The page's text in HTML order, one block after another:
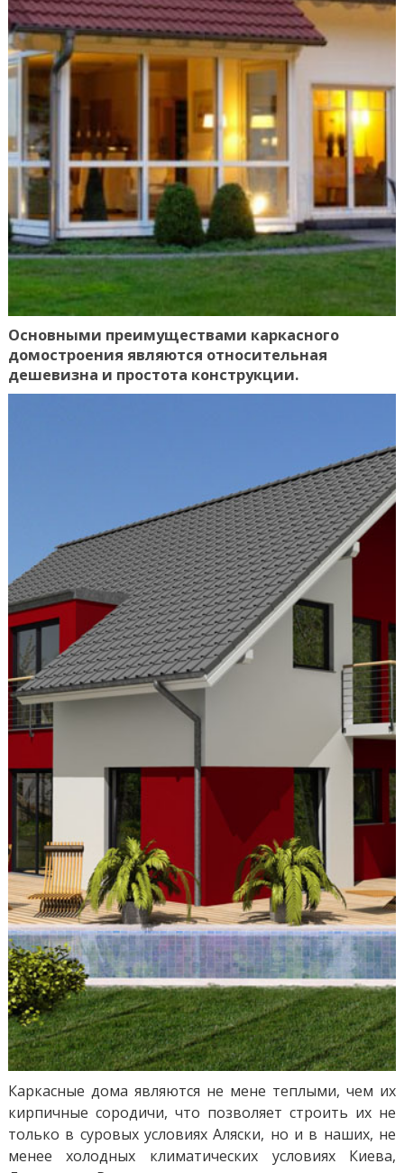
Основными преимуществами каркасного
домостроения являются относительная
дешевизна и простота конструкции.
Каркасные дома являются не мене теплыми, чем их
кирпичные сородичи, что позволяет строить их не
только в суровых условиях Аляски, но и в наших, не
менее холодных климатических условиях Киева,